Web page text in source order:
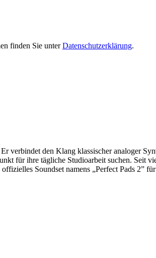
finden Sie unterDatenschutzerklärung.
verbindet den Klang klassischer analoger
für ihre tägliche Studioarbeit suchen. Seit
Soundset namens „Perfect Pads 2”